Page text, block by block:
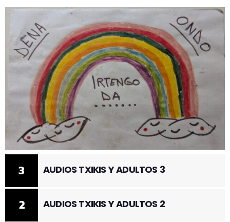
2 AUDIOS TXIKIS Y ADULTOS 2
3 AUDIOS TXIKIS Y ADULTOS 3